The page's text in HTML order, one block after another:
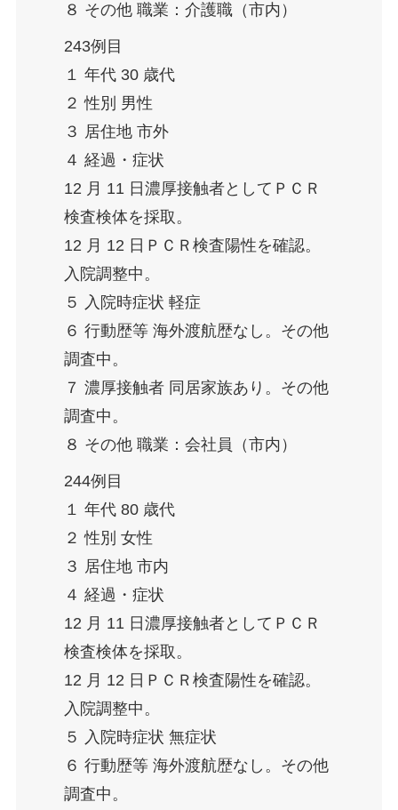
８ その他 職業：介護職（市内）
243例目
１ 年代 30 歳代
２ 性別 男性
３ 居住地 市外
４ 経過・症状
12 月 11 日濃厚接触者としてＰＣＲ
検査検体を採取。
12 月 12 日ＰＣＲ検査陽性を確認。
入院調整中。
５ 入院時症状 軽症
６ 行動歴等 海外渡航歴なし。その他
調査中。
７ 濃厚接触者 同居家族あり。その他
調査中。
８ その他 職業：会社員（市内）
244例目
１ 年代 80 歳代
２ 性別 女性
３ 居住地 市内
４ 経過・症状
12 月 11 日濃厚接触者としてＰＣＲ
検査検体を採取。
12 月 12 日ＰＣＲ検査陽性を確認。
入院調整中。
５ 入院時症状 無症状
６ 行動歴等 海外渡航歴なし。その他
調査中。